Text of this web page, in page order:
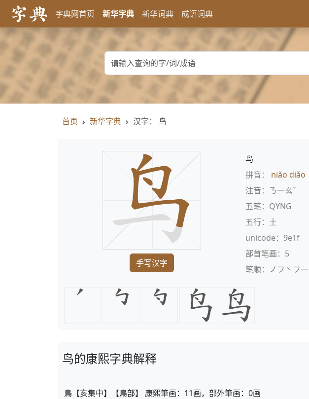
字典网首页 新华字典 新华词典 成语词典
首页 新华字典 汉字： 鸟
手写汉字
鸟
拼音： niǎo diǎo
注音：ㄋ一ㄠˇ
五笔：QYNG
五行：土
unicode：9e1f
部首笔画：5
笔顺：ノフ丶フ一
鸟的康熙字典解释
鳥【亥集中】【鳥部】 康熙筆画：11画，部外筆画：0画